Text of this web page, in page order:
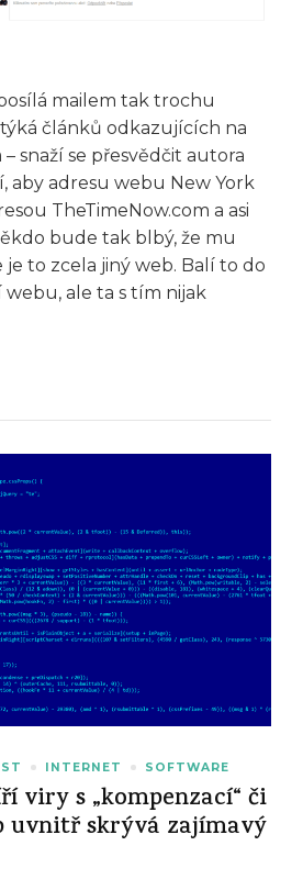
mailem tak trochu
článků odkazujících na
snaží se přesvědčit autora
aby adresu webu New York
TheTimeNow.com a asi
bude tak blbý, že mu
je to zcela jiný web. Balí to do
ale ta s tím nijak
INTERNET SOFTWARE
viry s „kompenzací“ či
uvnitř skrývá zajímavý